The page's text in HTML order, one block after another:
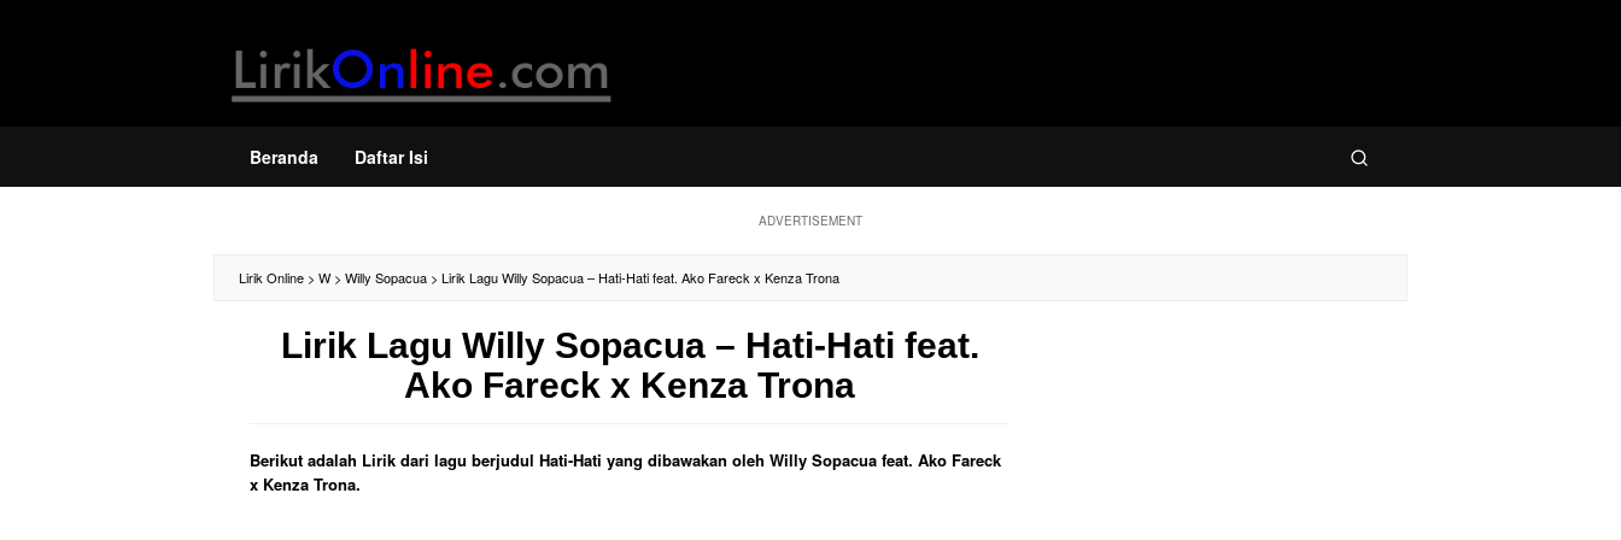
Beranda Daftar Isi
ADVERTISEMENT
Lirik Online > W > Willy Sopacua > Lirik Lagu Willy Sopacua – Hati-Hati feat. Ako Fareck x Kenza Trona
Lirik Lagu Willy Sopacua – Hati-Hati feat.
Ako Fareck x Kenza Trona
Berikut adalah Lirik dari lagu berjudul Hati-Hati yang dibawakan oleh Willy Sopacua feat. Ako Fareck
x Kenza Trona.